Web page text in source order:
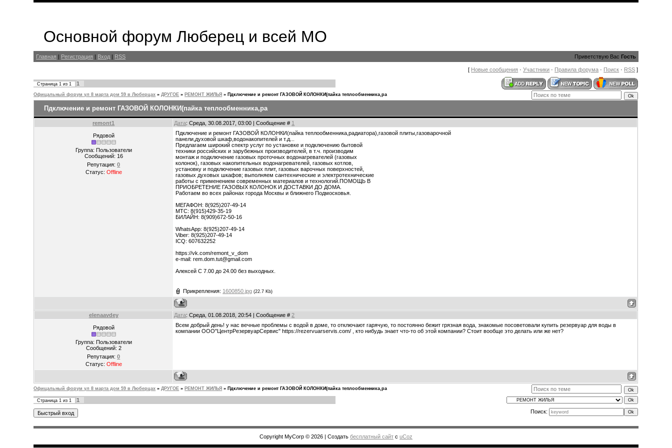
Основной форум Люберец и всей МО
Главная | Регистрация | Вход | RSS Приветствую Вас Гость
[ Новые сообщения ·Участники · Правила форума · Поиск · RSS ]
Страница1 из1 1
Офицальный форум ул 8 марта дом 59 в Люберцах » ДРУГОЕ » РЕМОНТ ЖИЛЬЯ » Пдключение и ремонт ГАЗОВОЙ КОЛОНКИ(пайка теплообменника,ра
Пдключение и ремонт ГАЗОВОЙ КОЛОНКИ(пайка теплообменника,ра
remont1 Дата: Среда, 30.08.2017, 03:00 | Сообщение # 1
Рядовой
Группа: Пользователи
Сообщений: 16
Репутация:0
Статус: Offline
Пдключение и ремонт ГАЗОВОЙ КОЛОНКИ(пайка теплообменника,радиатора),газовой плиты,газоварочной
панели,духовой шкаф,водонакопителей и т.д...
Предлагаем широкий спектр услуг по установке и подключению бытовой
техники российских и зарубежных производителей, в т.ч. производим
монтаж и подключение газовых проточных водонагревателей (газовых
колонок), газовых накопительных водонагревателей, газовых котлов,
установку и подключение газовых плит, газовых варочных поверхностей,
газовых духовых шкафов; выполняем сантехнические и электротехнические
работы с применением современных материалов и технологий.ПОМОЩЬ В
ПРИОБРЕТЕНИЕ ГАЗОВЫХ КОЛОНОК И ДОСТАВКИ ДО ДОМА.
Работаем во всех районах города Москвы и ближнего Подмосковья.
МЕГАФОН: 8(925)207-49-14
МТС: 8(915)429-35-19
БИЛАЙН: 8(909)672-50-16
WhatsApp: 8(925)207-49-14
Viber: 8(925)207-49-14
ICQ: 607632252
https://vk.com/remont_v_dom
e-mail: rem.dom.tut@gmail.com
Алексей С 7.00 до 24.00 без выходных.
Прикрепления: 1600850.jpg (22.7 Kb)
elenaavdey Дата: Среда, 01.08.2018, 20:54 | Сообщение # 2
Рядовой
Группа: Пользователи
Сообщений: 2
Репутация:0
Статус: Offline
Всем добрый день! у нас вечные проблемы с водой в доме, то отключают гарячую, то постоянно бежит грязная вода, знакомые посоветовали купить резервуар для воды в
компании ООО"ЦентрРезервуарСервис" https://rezervuarservis.com/ , кто нибудь знает что-то об этой компании? Стоит вообще это делать или же нет?
Офицальный форум ул 8 марта дом 59 в Люберцах » ДРУГОЕ » РЕМОНТ ЖИЛЬЯ » Пдключение и ремонт ГАЗОВОЙ КОЛОНКИ(пайка теплообменника,ра
Страница1 из1
1
Поиск:
Copyright MyCorp © 2026 | Создать бесплатный сайт с uCoz